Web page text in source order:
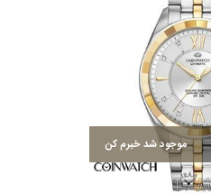
موجود شد خبرم کن